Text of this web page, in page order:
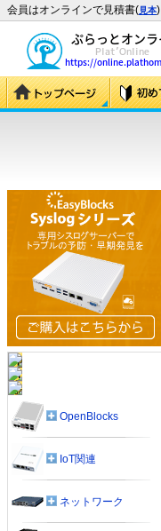
会員はオンラインで見積書(見本
OpenBlocks
IoT関連
ネットワーク